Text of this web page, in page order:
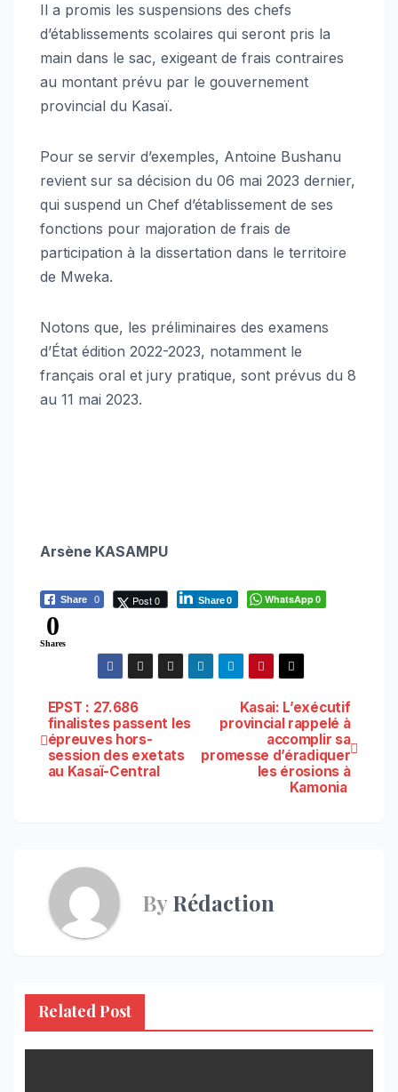
Il a promis les suspensions des chefs
d’établissements scolaires qui seront pris la
main dans le sac, exigeant de frais contraires
au montant prévu par le gouvernement
provincial du Kasaï.
Pour se servir d’exemples, Antoine Bushanu
revient sur sa décision du 06 mai 2023 dernier,
qui suspend un Chef d’établissement de ses
fonctions pour majoration de frais de
participation à la dissertation dans le territoire
de Mweka.
Notons que, les préliminaires des examens
d’État édition 2022-2023, notamment le
français oral et jury pratique, sont prévus du 8
au 11 mai 2023.
Arsène KASAMPU
Share 0 Post 0 Share0 WhatsApp0
0
Shares
Navigation
de
Kasai: L’exécutif
provincial rappelé à
accomplir sa
promesse d’éradiquer
les érosions à
Kamonia
EPST : 27.686
finalistes passent les
épreuves hors-
session des exetats
au Kasaï-Central
ByRédaction
Related Post